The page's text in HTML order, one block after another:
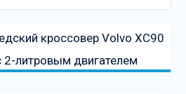
кроссовер Volvo XC90
2-литровым двигателем